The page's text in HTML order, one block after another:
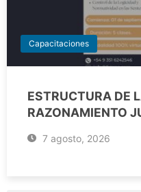
Capacitaciones
ESTRUCTURA DE
RAZONAMIENTO
7 agosto, 2026